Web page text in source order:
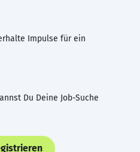
Impulse für ein
Du Deine Job-Suche